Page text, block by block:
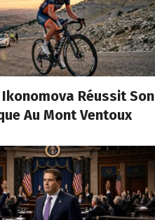
Réussit Son
Au Mont Ventoux